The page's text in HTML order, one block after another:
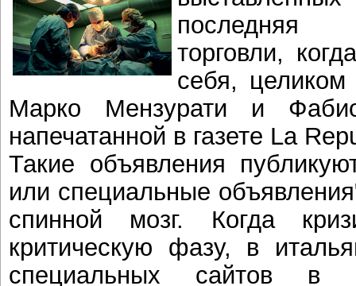
последняя
торговли,
себя,
Марко Мензурати и
напечатанной в газете La
Такие объявления
или специальные
спинной мозг. Когда
критическую фазу, в
специальных сайтов в